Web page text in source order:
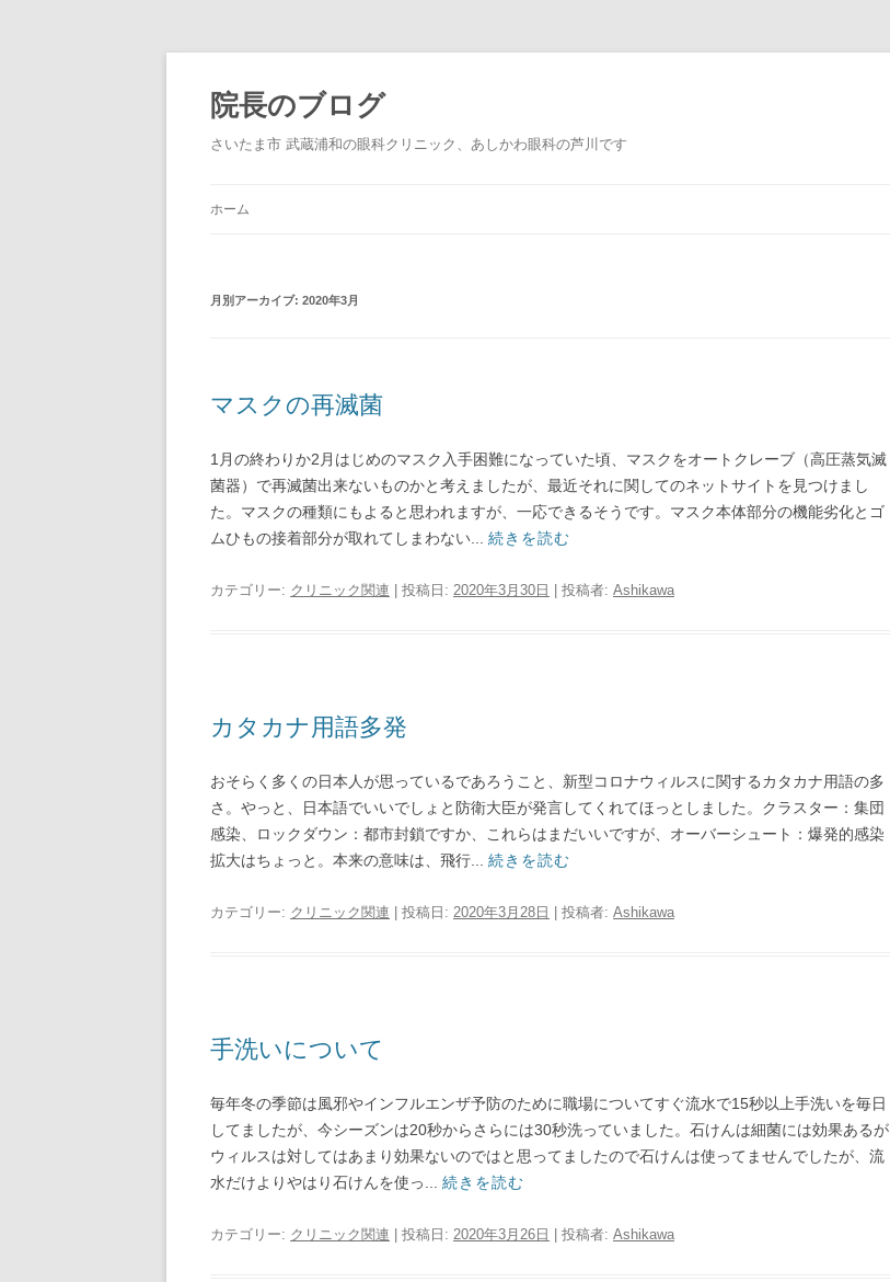
院長のブログ
さいたま市 武蔵浦和の眼科クリニック、あしかわ眼科の芦川です
ホーム
月別アーカイブ: 2020年3月
マスクの再滅菌
1月の終わりか2月はじめのマスク入手困難になっていた頃、マスクをオートクレーブ（高圧蒸気滅
菌器）で再滅菌出来ないものかと考えましたが、最近それに関してのネットサイトを見つけまし
た。マスクの種類にもよると思われますが、一応できるそうです。マスク本体部分の機能劣化とゴ
ムひもの接着部分が取れてしまわない... 続きを読む
カテゴリー: クリニック関連 | 投稿日: 2020年3月30日 投稿者: Ashikawa
カタカナ用語多発
おそらく多くの日本人が思っているであろうこと、新型コロナウィルスに関するカタカナ用語の多
さ。やっと、日本語でいいでしょと防衛大臣が発言してくれてほっとしました。クラスター：集団
感染、ロックダウン：都市封鎖ですか、これらはまだいいですが、オーバーシュート：爆発的感染
拡大はちょっと。本来の意味は、飛行... 続きを読む
カテゴリー: クリニック関連 | 投稿日: 2020年3月28日 投稿者: Ashikawa
手洗いについて
毎年冬の季節は風邪やインフルエンザ予防のために職場についてすぐ流水で15秒以上手洗いを毎日
してましたが、今シーズンは20秒からさらには30秒洗っていました。石けんは細菌には効果あるが
ウィルスは対してはあまり効果ないのではと思ってましたので石けんは使ってませんでしたが、流
水だけよりやはり石けんを使っ... 続きを読む
カテゴリー: クリニック関連 | 投稿日: 2020年3月26日 投稿者: Ashikawa